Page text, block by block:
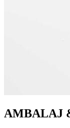
AMBALAJ